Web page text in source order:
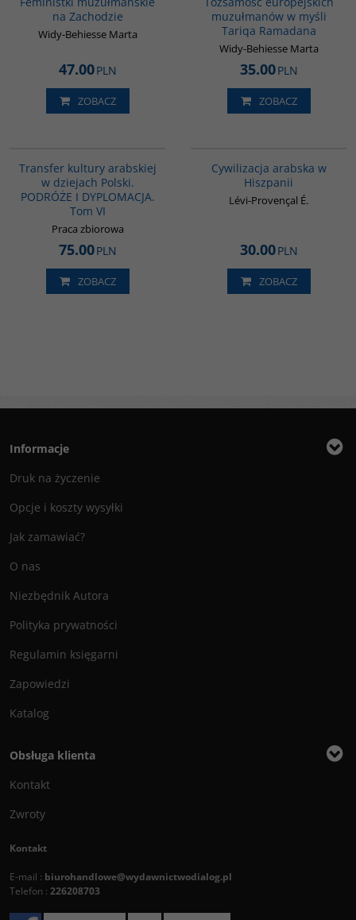
na Zachodzie
Widy-Behiesse Marta
47.00PLN
ZOBACZ
muzułmanów w myśli
Tariqa Ramadana
Widy-Behiesse Marta
35.00PLN
ZOBACZ
Transfer kultury arabskiej
w dziejach Polski.
PODRÓŻE I DYPLOMACJA.
Tom VI
Praca zbiorowa
75.00PLN
ZOBACZ
Cywilizacja arabska w
Hiszpanii
Lévi-Provençal É.
30.00PLN
ZOBACZ
Informacje
Druk na życzenie
Opcje i koszty wysyłki
Jak zamawiać?
O nas
Niezbędnik Autora
Polityka prywatności
Regulamin księgarni
Zapowiedzi
Katalog
Obsługa klienta
Kontakt
Zwroty
Kontakt
E-mail : biurohandlowe@wydawnictwodialog.pl
Telefon : 226208703